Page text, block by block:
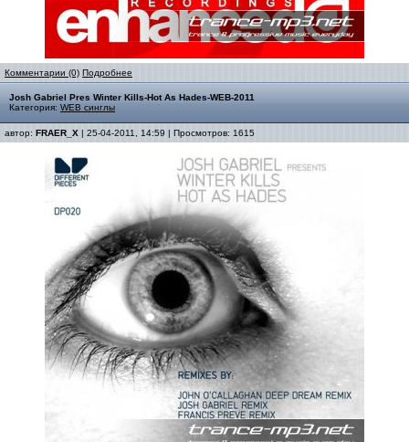
Комментарии (0) Подробнее
Josh Gabriel Pres Winter Kills-Hot As Hades-WEB-2011
Категория: WEB синглы
автор: FRAER_X | 25-04-2011, 14:59 | Просмотров: 1615